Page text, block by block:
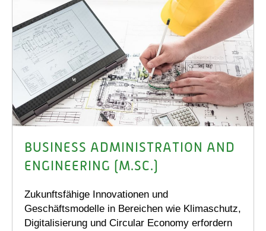
BUSINESS ADMINISTRATION AND
ENGINEERING (M.SC.)
Zukunftsfähige Innovationen und
Geschäftsmodelle in Bereichen wie Klimaschutz,
Digitalisierung und Circular Economy erfordern